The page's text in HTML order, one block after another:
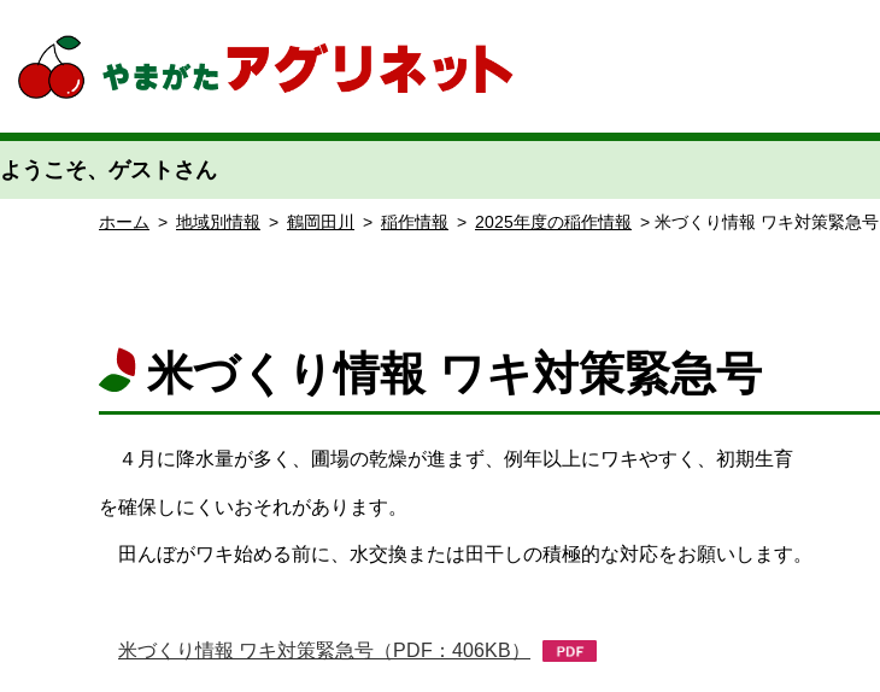
ようこそ、ゲストさん
ホーム > 地域別情報 > 鶴岡田川 > 稲作情報 > 2025年度の稲作情報 > 米づくり情報 ワキ対策緊急号
米づくり情報 ワキ対策緊急号
４月に降水量が多く、圃場の乾燥が進まず、例年以上にワキやすく、初期生育
を確保しにくいおそれがあります。
田んぼがワキ始める前に、水交換または田干しの積極的な対応をお願いします。
米づくり情報 ワキ対策緊急号（PDF：406KB）